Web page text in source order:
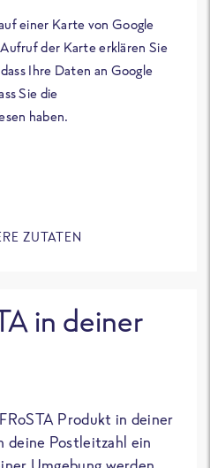
einer Karte von Google
der Karte erklären Sie
Ihre Daten an Google
Sie die
haben.
ZUTATEN
in deiner
Produkt in deiner
deine Postleitzahl ein